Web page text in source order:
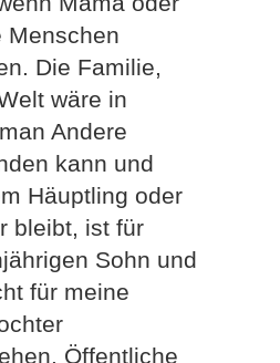
Menschen
Die Familie,
wäre in
Andere
kann und
Häuptling oder
bleibt, ist für
Sohn und
für meine
Öffentliche